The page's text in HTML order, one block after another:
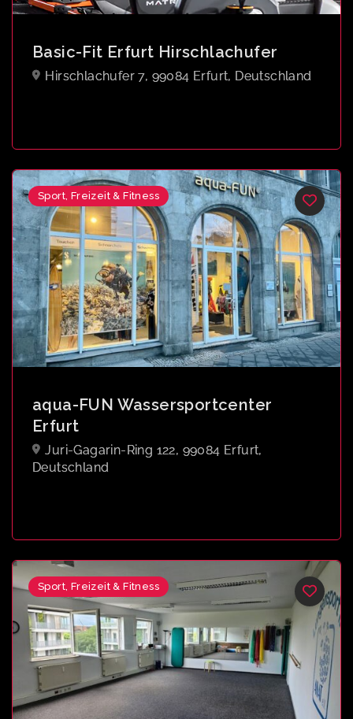
Basic-Fit Erfurt Hirschlachufer
Hirschlachufer 7, 99084 Erfurt, Deutschland
Sport, Freizeit & Fitness
aqua-FUN Wassersportcenter
Erfurt
Juri-Gagarin-Ring 122, 99084 Erfurt,
Deutschland
Sport, Freizeit & Fitness